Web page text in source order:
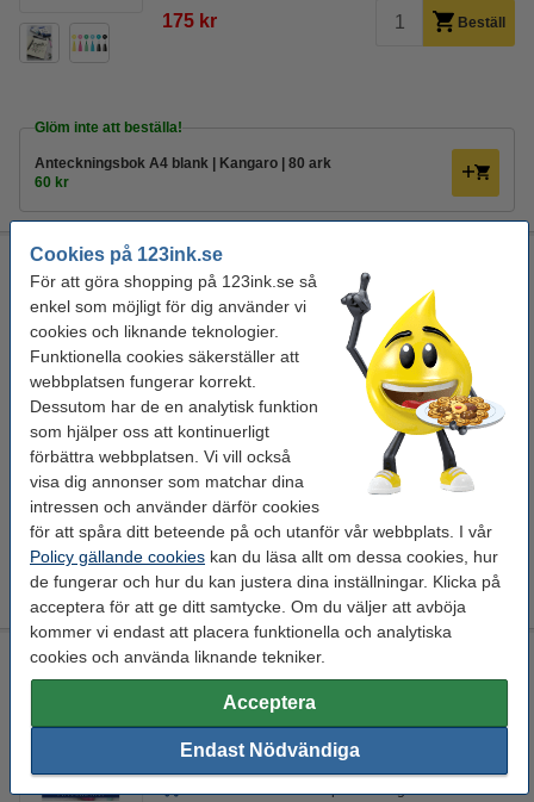
Cookies på 123ink.se
För att göra shopping på 123ink.se så
enkel som möjligt för dig använder vi
cookies och liknande teknologier.
Funktionella cookies säkerställer att
webbplatsen fungerar korrekt.
Dessutom har de en analytisk funktion
som hjälper oss att kontinuerligt
förbättra webbplatsen. Vi vill också
visa dig annonser som matchar dina
intressen och använder därför cookies
för att spåra ditt beteende på och utanför vår webbplats. I vår
Policy gällande cookies kan du läsa allt om dessa cookies, hur
de fungerar och hur du kan justera dina inställningar. Klicka på
acceptera för att ge ditt samtycke. Om du väljer att avböja
kommer vi endast att placera funktionella och analytiska
cookies och använda liknande tekniker.
Acceptera
Endast Nödvändiga
175 kr Beställ
Glöm inte att beställa!
Anteckningsbok A4 blank | Kangaro | 80 ark
60 kr
Lettering set II | Faber-Castell Pitt Artist Pens | 6st
Faber-Castell 6 st 0,3mm / borste
Se specifikationerna och beskrivningen
175 kr Beställ
Glöm inte att beställa!
Anteckningsbok A4 blank | Kangaro | 80 ark
60 kr
Lettering starter set | Faber-Castell bullet journaling | 9st
Faber-Castell diverse
Beställ nu så skickar vi på måndag!